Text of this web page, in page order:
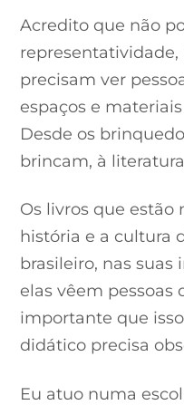
Acredito que não
representatividade,
precisam ver
espaços e
Desde os
brincam, à
Os livros que estão
história e a cultura
brasileiro, nas suas
elas vêem pessoas
importante que
didático precisa
Eu atuo numa